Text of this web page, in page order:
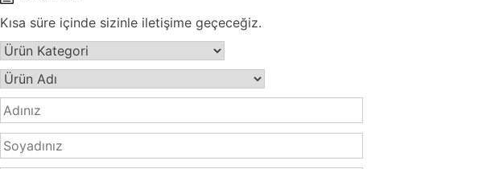
Kısa süre içinde sizinle iletişime geçeceğiz.